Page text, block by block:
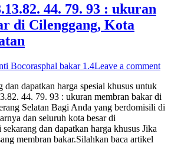
44. 79. 93 : ukuran
di Cilenggang, Kota
Bocorasphal bakar 1.4Leave a comment
dapatkan harga spesial khusus untuk
44. 79. 93 : ukuran membran bakar di
Selatan Bagi Anda yang berdomisili di
dan seluruh kota besar di
dan dapatkan harga khusus Jika
membran bakar.Silahkan baca artikel